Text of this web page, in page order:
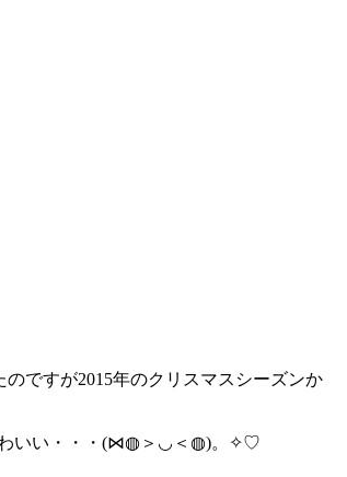
ですが2015年のクリスマスシーズンか
わいい・・・(⋈◍＞◡＜◍)。✧♡